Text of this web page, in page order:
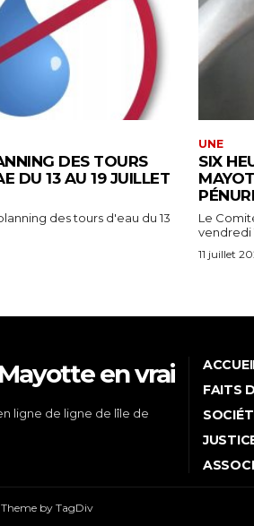
DES TOURS
DU 13 AU 19 JUILLET
des tours d'eau du 13
UNE
SIX
Le
vendredi
11 juillet
Mayotte en vrai
ligne de ligne de lîle de
FAITS
by TagDiv